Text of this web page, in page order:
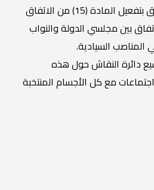
والمسار الثالث الذي يتعلق بتفعيل المادة (15) من الاتفاق
بين مجلسي الدولة والنواب
السيادية.
دائرة النقاش حول هذه
مع كل الأجسام المنتخبة